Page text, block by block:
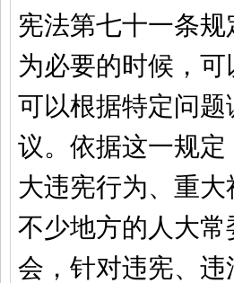
宪法第七十一条
为必要的时候，
可以根据特定问
议。依据这一规
大违宪行为、重
不少地方的人大
会，针对违宪、